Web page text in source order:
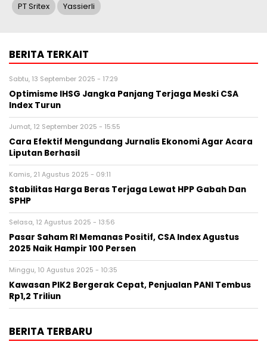
PT Sritex Yassierli
BERITA TERKAIT
Sabtu, 13 September 2025 - 17:29
Optimisme IHSG Jangka Panjang Terjaga Meski CSA
Index Turun
Jumat, 12 September 2025 - 15:55
Cara Efektif Mengundang Jurnalis Ekonomi Agar Acara
Liputan Berhasil
Kamis, 21 Agustus 2025 - 09:11
Stabilitas Harga Beras Terjaga Lewat HPP Gabah Dan
SPHP
Selasa, 12 Agustus 2025 - 13:56
Pasar Saham RI Memanas Positif, CSA Index Agustus
2025 Naik Hampir 100 Persen
Minggu, 10 Agustus 2025 - 10:35
Kawasan PIK2 Bergerak Cepat, Penjualan PANI Tembus
Rp1,2 Triliun
BERITA TERBARU